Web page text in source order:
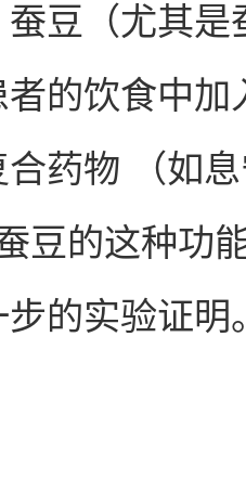
豆（尤其
的饮食中
合药物 （如
豆的这种功
的实验证明